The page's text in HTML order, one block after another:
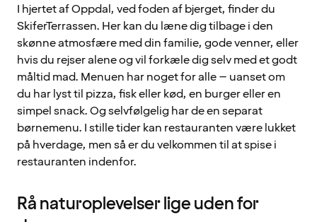
I hjertet af Oppdal, ved foden af ​bjerget, finder du
SkiferTerrassen. Her kan du læne dig tilbage i den
skønne atmosfære med din familie, gode venner, eller
hvis du rejser alene og vil forkæle dig selv med et godt
måltid mad. Menuen har noget for alle – uanset om
du har lyst til pizza, fisk eller kød, en burger eller en
simpel snack. Og selvfølgelig har de en separat
børnemenu. I stille tider kan restauranten være lukket
på hverdage, men så er du velkommen til at spise i
restauranten indenfor.
Rå naturoplevelser lige uden for